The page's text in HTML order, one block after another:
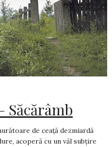
de ceață dezmiardă
acoperă cu un văl subțire